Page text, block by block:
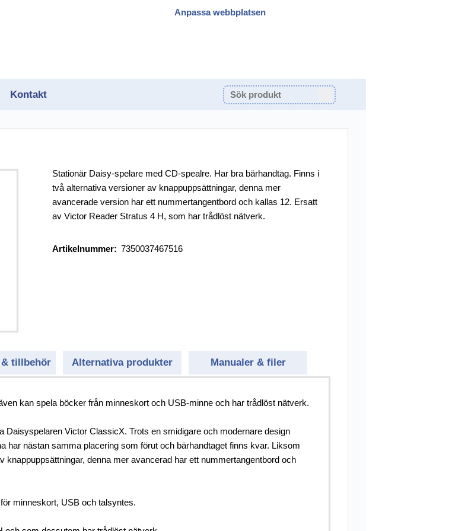
Anpassa webbplatsen
Kontakt
Stationär Daisy-spelare med CD-spealre. Har bra bärhandtag. Finns i
två alternativa versioner av knappuppsättningar, denna mer
avancerade version har ett nummertangentbord och kallas 12. Ersatt
av Victor Reader Stratus 4 H, som har trådlöst nätverk.
Artikelnummer: 7350037467516
& tillbehör Alternativa produkter Manualer & filer
kan spela böcker från minneskort och USB-minne och har trådlöst nätverk.
Daisyspelaren Victor ClassicX. Trots en smidigare och modernare design
har nästan samma placering som förut och bärhandtaget finns kvar. Liksom
knappuppsättningar, denna mer avancerad har ett nummertangentbord och
minneskort, USB och talsyntes.